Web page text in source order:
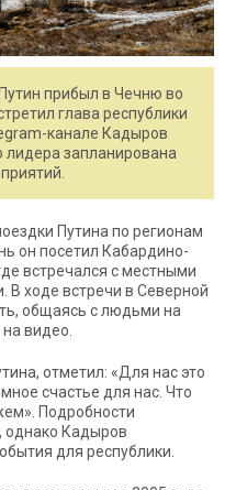
прибыл в Чечню во
глава республики
канале Кадыров
лидера запланирована
Путина по регионам
он посетил Кабардино-
встречался с местными
В ходе встречи в Северной
общаясь с людьми на
видео.
отметил: «Для нас это
счастье для нас. Что
Подробности
однако Кадыров
для республики.